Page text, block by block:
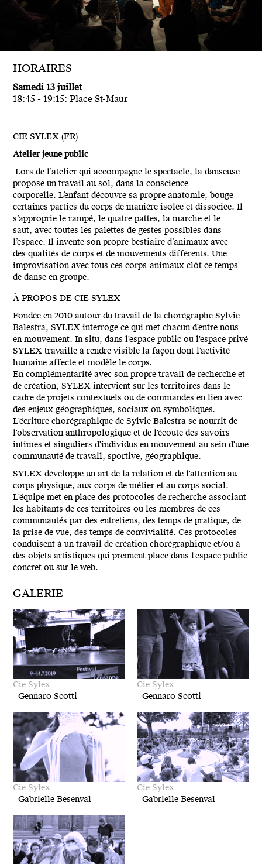
HORAIRES
Samedi 13 juillet
18:45 - 19:15: Place St-Maur
CIE SYLEX (FR)
Atelier jeune public
Lors de l’atelier qui accompagne le spectacle, la danseuse
propose un travail au sol, dans la conscience
corporelle. L’enfant découvre sa propre anatomie, bouge
certaines parties du corps de manière isolée et dissociée. Il
s’approprie le rampé, le quatre pattes, la marche et le
saut, avec toutes les palettes de gestes possibles dans
l’espace. Il invente son propre bestiaire d’animaux avec
des qualités de corps et de mouvements différents. Une
improvisation avec tous ces corps-animaux clôt ce temps
de danse en groupe.
À PROPOS DE CIE SYLEX
Fondée en 2010 autour du travail de la chorégraphe Sylvie
Balestra, SYLEX interroge ce qui met chacun d'entre nous
en mouvement. In situ, dans l'espace public ou l'espace privé
SYLEX travaille à rendre visible la façon dont l'activité
humaine affecte et modèle le corps.
En complémentarité avec son propre travail de recherche et
de création, SYLEX intervient sur les territoires dans le
cadre de projets contextuels ou de commandes en lien avec
des enjeux géographiques, sociaux ou symboliques.
L'écriture chorégraphique de Sylvie Balestra se nourrit de
l'observation anthropologique et de l'écoute des savoirs
intimes et singuliers d'individus en mouvement au sein d'une
communauté de travail, sportive, géographique.
SYLEX développe un art de la relation et de l'attention au
corps physique, aux corps de métier et au corps social.
L'équipe met en place des protocoles de recherche associant
les habitants de ces territoires ou les membres de ces
communautés par des entretiens, des temps de pratique, de
la prise de vue, des temps de convivialité. Ces protocoles
conduisent à un travail de création chorégraphique et/ou à
des objets artistiques qui prennent place dans l'espace public
concret ou sur le web.
GALERIE
Cie Sylex
-Gennaro Scotti
Cie Sylex
- Gennaro Scotti
Cie Sylex
-Gabrielle Besenval
Cie Sylex
- Gabrielle Besenval